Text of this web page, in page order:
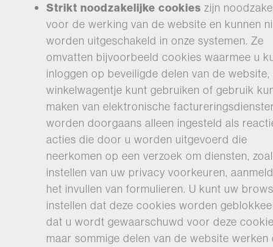
Strikt noodzakelijke cookies zijn
voor de werking van de website en kunnen
worden uitgeschakeld in onze systemen. Ze
omvatten bijvoorbeeld cookies waarmee u
inloggen op beveiligde delen van de website,
winkelwagentje kunt gebruiken of gebruik
maken van elektronische
worden doorgaans alleen ingesteld als
acties die door u worden uitgevoerd die
neerkomen op een verzoek om diensten,
instellen van uw privacy voorkeuren,
het invullen van formulieren. U kunt uw
instellen dat deze cookies worden
dat u wordt gewaarschuwd voor deze
maar sommige delen van de website werken